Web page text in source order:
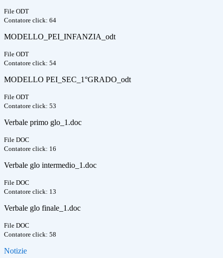
File ODT
Contatore click: 64
MODELLO_PEI_INFANZIA_odt
File ODT
Contatore click: 54
MODELLO PEI_SEC_1°GRADO_odt
File ODT
Contatore click: 53
Verbale primo glo_1.doc
File DOC
Contatore click: 16
Verbale glo intermedio_1.doc
File DOC
Contatore click: 13
Verbale glo finale_1.doc
File DOC
Contatore click: 58
Notizie